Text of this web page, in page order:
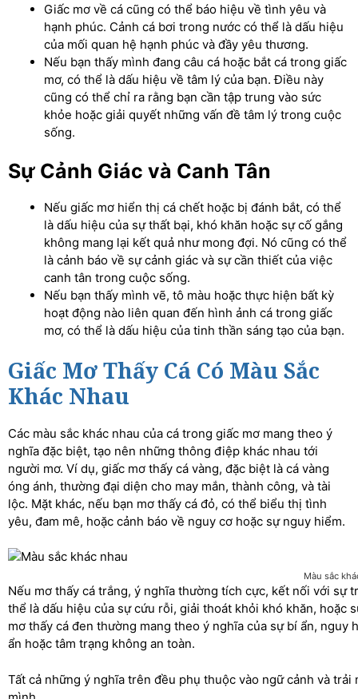
Giấc mơ về cá cũng có thể báo hiệu về tình yêu và
hạnh phúc. Cảnh cá bơi trong nước có thể là dấu hiệu
của mối quan hệ hạnh phúc và đầy yêu thương.
Nếu bạn thấy mình đang câu cá hoặc bắt cá trong giấc
mơ, có thể là dấu hiệu về tâm lý của bạn. Điều này
cũng có thể chỉ ra rằng bạn cần tập trung vào sức
khỏe hoặc giải quyết những vấn đề tâm lý trong cuộc
sống.
Sự Cảnh Giác và Canh Tân
Nếu giấc mơ hiển thị cá chết hoặc bị đánh bắt, có thể
là dấu hiệu của sự thất bại, khó khăn hoặc sự cố gắng
không mang lại kết quả như mong đợi. Nó cũng có thể
là cảnh báo về sự cảnh giác và sự cần thiết của việc
canh tân trong cuộc sống.
Nếu bạn thấy mình vẽ, tô màu hoặc thực hiện bất kỳ
hoạt động nào liên quan đến hình ảnh cá trong giấc
mơ, có thể là dấu hiệu của tinh thần sáng tạo của bạn.
Giấc Mơ Thấy Cá Có Màu Sắc
Khác Nhau
Các màu sắc khác nhau của cá trong giấc mơ mang theo ý
nghĩa đặc biệt, tạo nên những thông điệp khác nhau tới
người mơ. Ví dụ, giấc mơ thấy cá vàng, đặc biệt là cá vàng
óng ánh, thường đại diện cho may mắn, thành công, và tài
lộc. Mặt khác, nếu bạn mơ thấy cá đỏ, có thể biểu thị tình
yêu, đam mê, hoặc cảnh báo về nguy cơ hoặc sự nguy hiểm.
Màu sắc
Nếu mơ thấy cá trắng, ý nghĩa thường tích cực, kết nối với sự
thể là dấu hiệu của sự cứu rỗi, giải thoát khỏi khó khăn,
mơ thấy cá đen thường mang theo ý nghĩa của sự bí ẩn,
ẩn hoặc tâm trạng không an toàn.
Tất cả những ý nghĩa trên đều phụ thuộc vào ngữ cảnh và